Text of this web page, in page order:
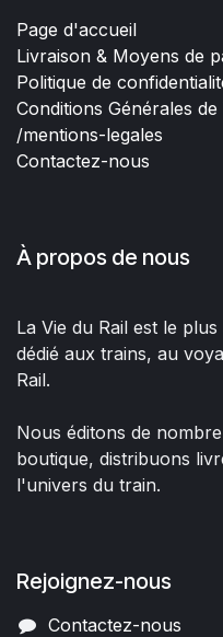
Page d'accueil
Livraison & Moyens de
Politique de
Conditions Générales de
/mentions-legales
Contactez-nous
À propos de nous
La Vie du Rail est le
dédié aux trains, au
Rail.
Nous éditons de
boutique, distribuons
l'univers du train.
Rejoignez-nous
Contactez-nous